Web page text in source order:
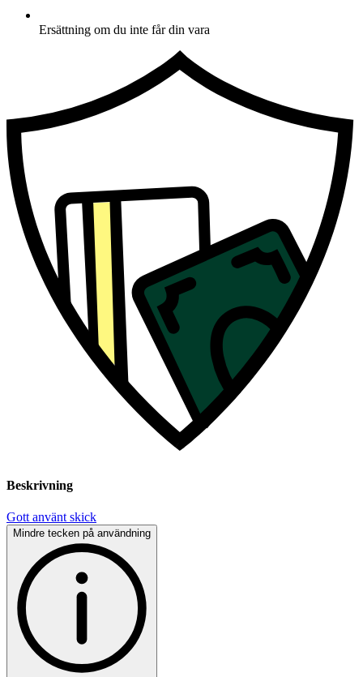
Ersättning om du inte får din vara
Beskrivning
Gott använt skick
Mindre tecken på användning